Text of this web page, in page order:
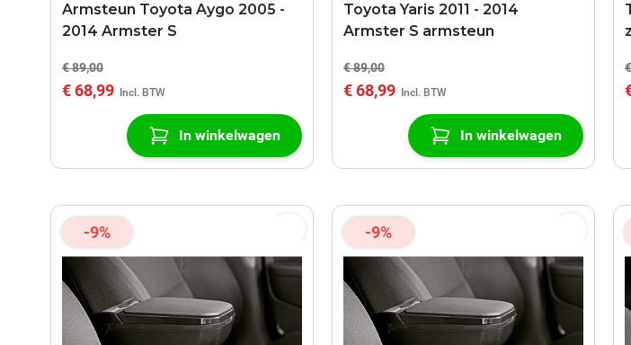
Armsteun Toyota Aygo 2005 -
2014 Armster S
€ 89,00
€ 68,99
In winkelwagen
Toyota Yaris 2011 - 2014
Armster S armsteun
€ 89,00
€ 68,99
In winkelwagen
-9% -9%